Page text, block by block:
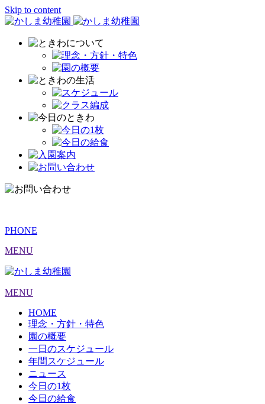
Skip to content
PHONE
MENU
MENU
HOME
理念・方針・特色
園の概要
一日のスケジュール
年間スケジュール
ニュース
今日の1枚
今日の給食